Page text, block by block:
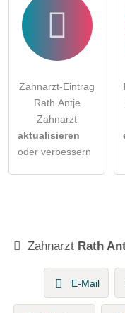
Zahnarzt-Eintrag
Rath Antje
Zahnarzt
aktualisieren
oder verbessern
Zahnarzt Rath
E-Mail